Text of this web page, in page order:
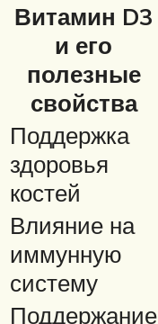
Витамин D3
и его
полезные
свойства
Поддержка
здоровья
костей
Влияние на
иммунную
систему
Поддержание